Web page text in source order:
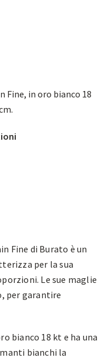
Fine, in oro bianco 18
Fine di Burato è un
per la sua
Le sue maglie
per garantire
bianco 18 kt e ha una
bianchi la